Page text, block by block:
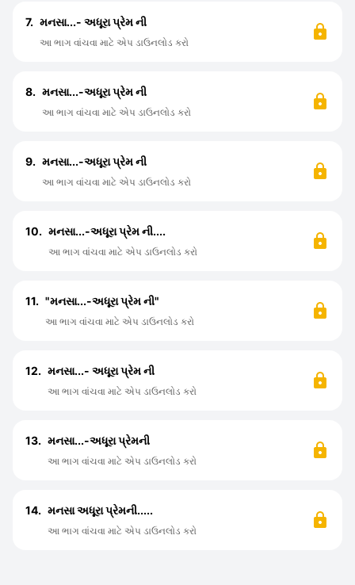
7. મનસા...- અધૂરા પ્રેમ ની
આ ભાગ વાંચવા માટે એપ ડાઉનલોડ કરો
8. મનસા...-અધૂરા પ્રેમ ની
આ ભાગ વાંચવા માટે એપ ડાઉનલોડ કરો
9. મનસા...-અધૂરા પ્રેમ ની
આ ભાગ વાંચવા માટે એપ ડાઉનલોડ કરો
10. મનસા...-અધૂરા પ્રેમ ની....
આ ભાગ વાંચવા માટે એપ ડાઉનલોડ કરો
11. "મનસા...-અધૂરા પ્રેમ ની"
આ ભાગ વાંચવા માટે એપ ડાઉનલોડ કરો
12. મનસા...- અધૂરા પ્રેમ ની
આ ભાગ વાંચવા માટે એપ ડાઉનલોડ કરો
13. મનસા...-અધૂરા પ્રેમની
આ ભાગ વાંચવા માટે એપ ડાઉનલોડ કરો
14. મનસા અધૂરા પ્રેમની.....
આ ભાગ વાંચવા માટે એપ ડાઉનલોડ કરો